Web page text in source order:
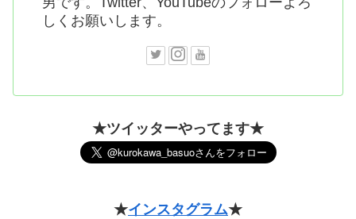
しくお願いします。
★ツイッターやってます★
★インスタグラム★